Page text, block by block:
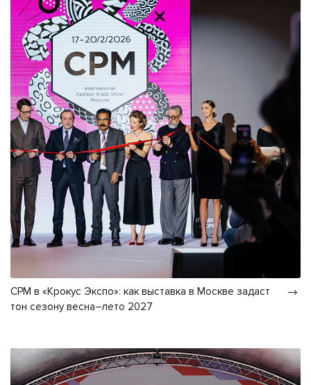
CPM в «Крокус Экспо»: как выставка в Москве задаст
тон сезону весна–лето 2027